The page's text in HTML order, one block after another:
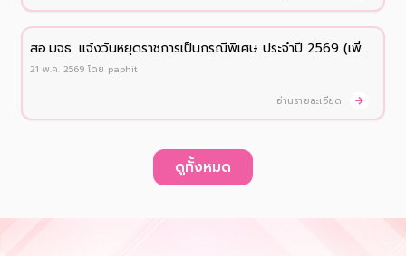
สอ.มจธ. เเจ้งวันหยุดราชการเป็นกรณีพิเศษ ประจำปี 2569 (เพิ่ม
21 พ.ค. 2569 โดย paphit
อ่านรายละเอียด
ดูทั้งหมด